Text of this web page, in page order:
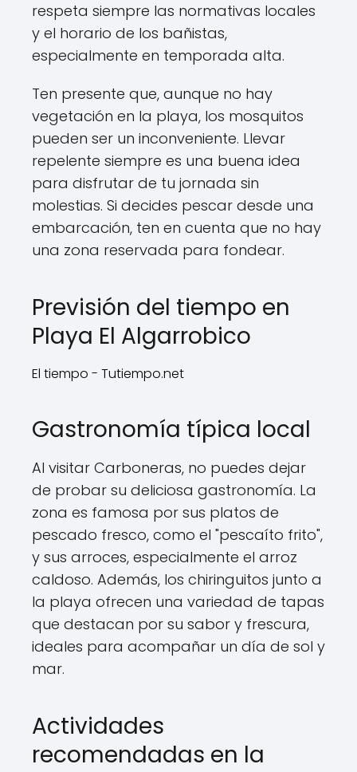
respeta siempre las normativas locales
y el horario de los bañistas,
especialmente en temporada alta.
Ten presente que, aunque no hay
vegetación en la playa, los mosquitos
pueden ser un inconveniente. Llevar
repelente siempre es una buena idea
para disfrutar de tu jornada sin
molestias. Si decides pescar desde una
embarcación, ten en cuenta que no hay
una zona reservada para fondear.
Previsión del tiempo en
Playa El Algarrobico
El tiempo - Tutiempo.net
Gastronomía típica local
Al visitar Carboneras, no puedes dejar
de probar su deliciosa gastronomía. La
zona es famosa por sus platos de
pescado fresco, como el "pescaíto frito",
y sus arroces, especialmente el arroz
caldoso. Además, los chiringuitos junto a
la playa ofrecen una variedad de tapas
que destacan por su sabor y frescura,
ideales para acompañar un día de sol y
mar.
Actividades
recomendadas en la